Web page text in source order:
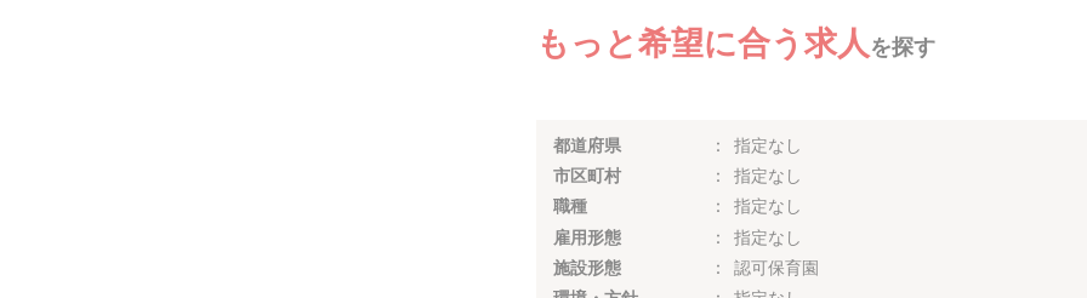
もっと希望に合う求人を探す
都道府県
指定なし
市区町村
指定なし
職種
指定なし
雇用形態
指定なし
施設形態
認可保育園